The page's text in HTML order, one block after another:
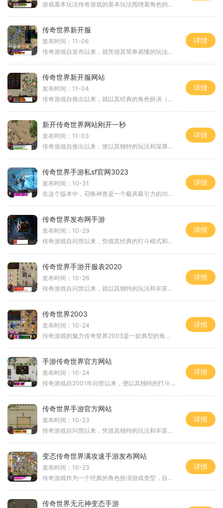
游戏基本玩法传奇游戏的基本玩法围绕着角色的成长和PK对战展开。玩家在游戏中通过刷经验来提升角色等级，击败怪物和完成任务是获得经验的主要途径。在这个过程中，玩家不仅需要掌握自己的职业技能，还要学会合理利用装备和道具。鞋作为游戏中的重要装备，不
传奇世界新开服
发布时间：11-06
传奇游戏自发布以来，就凭借其简单易懂的玩法和深厚的背景故事，赢得了无数玩家的心。在传奇世界中，玩家可以选择不同的职业，如战士、法师和道士，每个职业都有其独特的技能和发展方向。游戏不仅强调个人的角色扮演，还注重团队的协作和战斗策略，使得每一次
详情
传奇世界新开服网站
发布时间：11-04
传奇游戏自推出以来，就以其经典的角色扮演（RPG）玩法和开放的世界观吸引了大量玩家。游戏中，玩家可以选择不同的职业，比如战士、法师和道士，每个职业都有独特的技能和发展方向。通过不断的打怪升级，玩家可以提升自己的实力，与其他玩家进行激烈的对抗
详情
新开传奇世界网站刚开一秒
发布时间：11-03
传奇游戏自推出以来，便以其独特的玩法和深厚的背景吸引了无数玩家。玩家不仅能够体验到丰富的角色扮演，还能通过不断的战斗提升自身的能力，与志同道合的玩家并肩作战。新开传奇世界网站在传统的基础上进行了许多创新，为玩家提供了更为丰富的游戏内容。角色
详情
传奇世界手游私sf官网3023
发布时间：10-31
在这个版本中，召唤神兽是一个极具吸引力的功能。玩家不仅可以与其他角色组队，还能召唤强大的神兽来助战。这些神兽各具特色，能够为战斗提供额外的伤害输出和控制能力，成为玩家在关键时刻的得力助手。顶赞系统为游戏增加了社交互动的乐趣。玩家可以通过互相
详情
传奇世界发布网手游
发布时间：10-29
传奇游戏自问世以来，凭借其经典的打斗模式和丰富的职业选择赢得了大量粉丝。游戏中，玩家可以选择战士、法师和道士等多种职业，每个职业都有其独特的技能和玩法。战士以高攻击和防御见长，法师则擅长远程输出和群体伤害，而道士则是团队中的辅助角色，能够为
详情
传奇世界手游开服表2020
发布时间：10-26
传奇游戏自问世以来，就以其独特的玩法和丰富的游戏内容深受玩家喜爱。在这类游戏中，玩家可以通过角色扮演的方式，化身为各种职业的勇士，展开一段段惊险刺激的冒险旅程。传奇世界手游延续了这一传统，让玩家在手机上也能体验到昔日端游的精彩。游戏中，玩家
详情
传奇世界2003
发布时间：10-24
传奇游戏的魅力传奇世界2003是一款典型的角色扮演游戏（RPG），玩家在游戏中扮演不同的职业角色，通过完成任务、打怪升级来提升自身能力。游戏中共有多个职业可供选择，如战士、法师和道士。每个职业都有其独特的技能和玩法，使得游戏的战斗策略非常多
详情
手游传奇世界官方网站
发布时间：10-24
传奇游戏自2001年问世以来，便以其独特的打斗系统和多样的职业选择俘获了无数玩家的心。在手游传奇世界中，玩家可以体验到经典传奇的精髓，继承了端游的优良传统，同时融入了更多适合手机玩家的玩法设计。游戏中有三大主流职业：战士、法师和道士，每个职
详情
传奇世界手游官方网站
发布时间：10-23
传奇游戏自问世以来，凭借其独特的玩法和丰富的世界观，迅速吸引了大量玩家。游戏以经典的PK系统为核心，让玩家在这个充满竞争的世界中不断挑战自我，体验战斗的快感。在传奇世界手游中，玩家将再一次回到那个激情燃烧的年代，参与到热血沸腾的战斗中。角色
详情
变态传奇世界满攻速手游发布网站
发布时间：10-23
传奇游戏作为一个经典的角色扮演游戏类型，自其诞生以来便吸引了大量玩家。游戏中，玩家可以选择不同的职业，如战士、法师和道士，每个职业都有其独特的技能和发展路径。游戏的核心在于打怪、升级和装备获取，玩家通过不断挑战各类怪物，获取经验和战利品，以
详情
传奇世界无元神变态手游